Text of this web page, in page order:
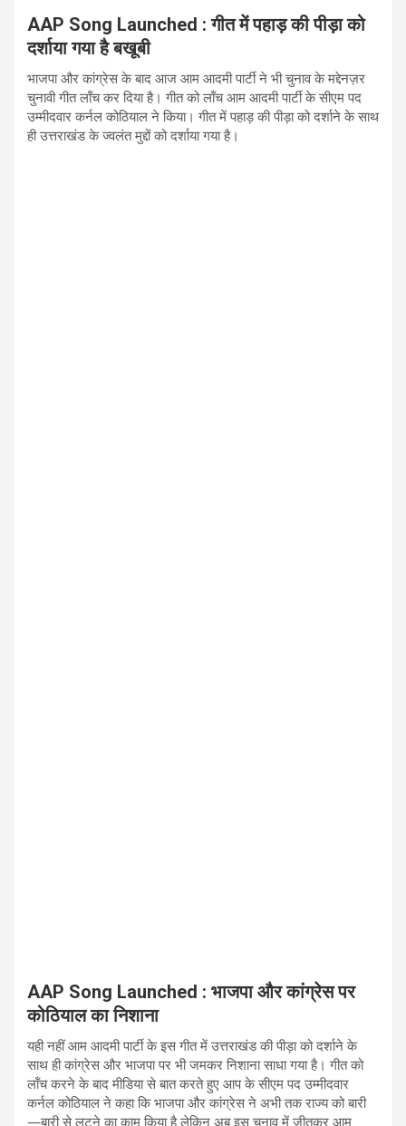
AAP Song Launched : गीत में पहाड़ की पीड़ा को
दर्शाया गया है बखूबी
भाजपा और कांग्रेस के बाद आज आम आदमी पार्टी ने भी चुनाव के मद्देनज़र
चुनावी गीत लॉंच कर दिया है। ​गीत को लॉंच आम आदमी पार्टी के सीएम पद
उम्मीदवार कर्नल कोठियाल ने किया। गीत में पहाड़ की पीड़ा को दर्शाने के साथ
ही उत्तराखंड के ज्वलंत मुद्दों को दर्शाया गया है।
AAP Song Launched : भाजपा और कांग्रेस पर
कोठियाल का निशाना
यही नहीं आम आदमी पार्टी के इस गीत में उत्तराखंड की पीड़ा को दर्शाने के
साथ ही कांग्रेस और भाजपा पर भी जमकर निशाना साधा गया है। गीत को
लॉंच करने के बाद मीडिया से बात करते हुए आप के सीएम पद उम्मीदवार
कर्नल कोठियाल ने कहा कि भाजपा और कांग्रेस ने अभी तक राज्य को बारी
—बारी से लूटने का काम किया है लेकिन अब इस चुनाव में जीतकर आम